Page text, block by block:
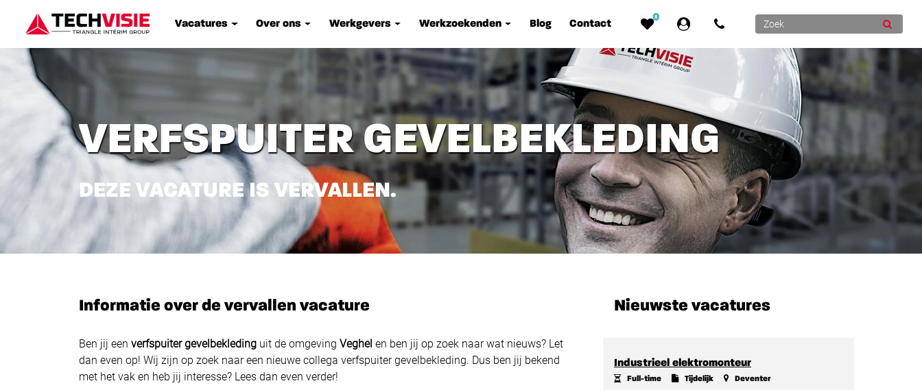
Vacatures Over ons Werkgevers Werkzoekenden Blog Contact
0
VERFSPUITER GEVELBEKLEDING
DEZE VACATURE IS VERVALLEN.
Informatie over de vervallen vacature
Ben jij een verfspuiter gevelbekleding uit de omgeving Veghel en ben jij op zoek naar wat nieuws? Let
dan even op! Wij zijn op zoek naar een nieuwe collega verfspuiter gevelbekleding. Dus ben jij bekend
met het vak en heb jij interesse? Lees dan even verder!
Nieuwste vacatures
Industrieel elektromonteur
Full-time Tijdelijk
Deventer